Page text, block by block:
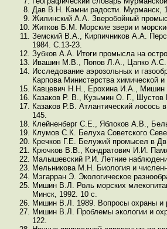
Дав В.Н. Камни радости. Мурманск,
Жилинский А.А. Зверобойный
Житков Б.М. Морские звери и
Земский В.А., Кирпичников А.А.
1984. С.13-23.
Зубков А.А. Итоги промысла на
Ивашин М.В., Попов Л.А., Цапко А.С.
Исследование аэрозольных и
Карпова Министерства
Кавцевич Н.Н., Ерохина И.А., Мишин
Казаков Р. В., Кузьмин О. Г.,
Казаков Р.В. Атлантический
145.
Клейненберг С.Е., Яблоков А.В.,
Клумов С.К. Белуха Советского
Кречков Г.Е. Белужий промысел в
Крючков В.В., Кондратович И.И.
Малышевский Р.И. Летние
Мельникова М.Н. Биология и
Мэгарран Э. Экологическое
Мишин В.Л. Роль морских
Минск, 1992. 10 c.
Мишин В.Л. 1989. Вопросы охраны и
Мишин В.Л. Проблемы экологии и
122.